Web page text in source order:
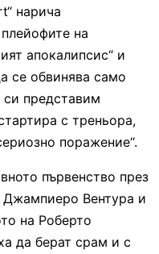
нарича
на
апокалипсис“ и
се обвинява само
си представим
с треньора,
поражение“.
първенство през
Джампиеро Вентура и
на Роберто
да берат срам и с